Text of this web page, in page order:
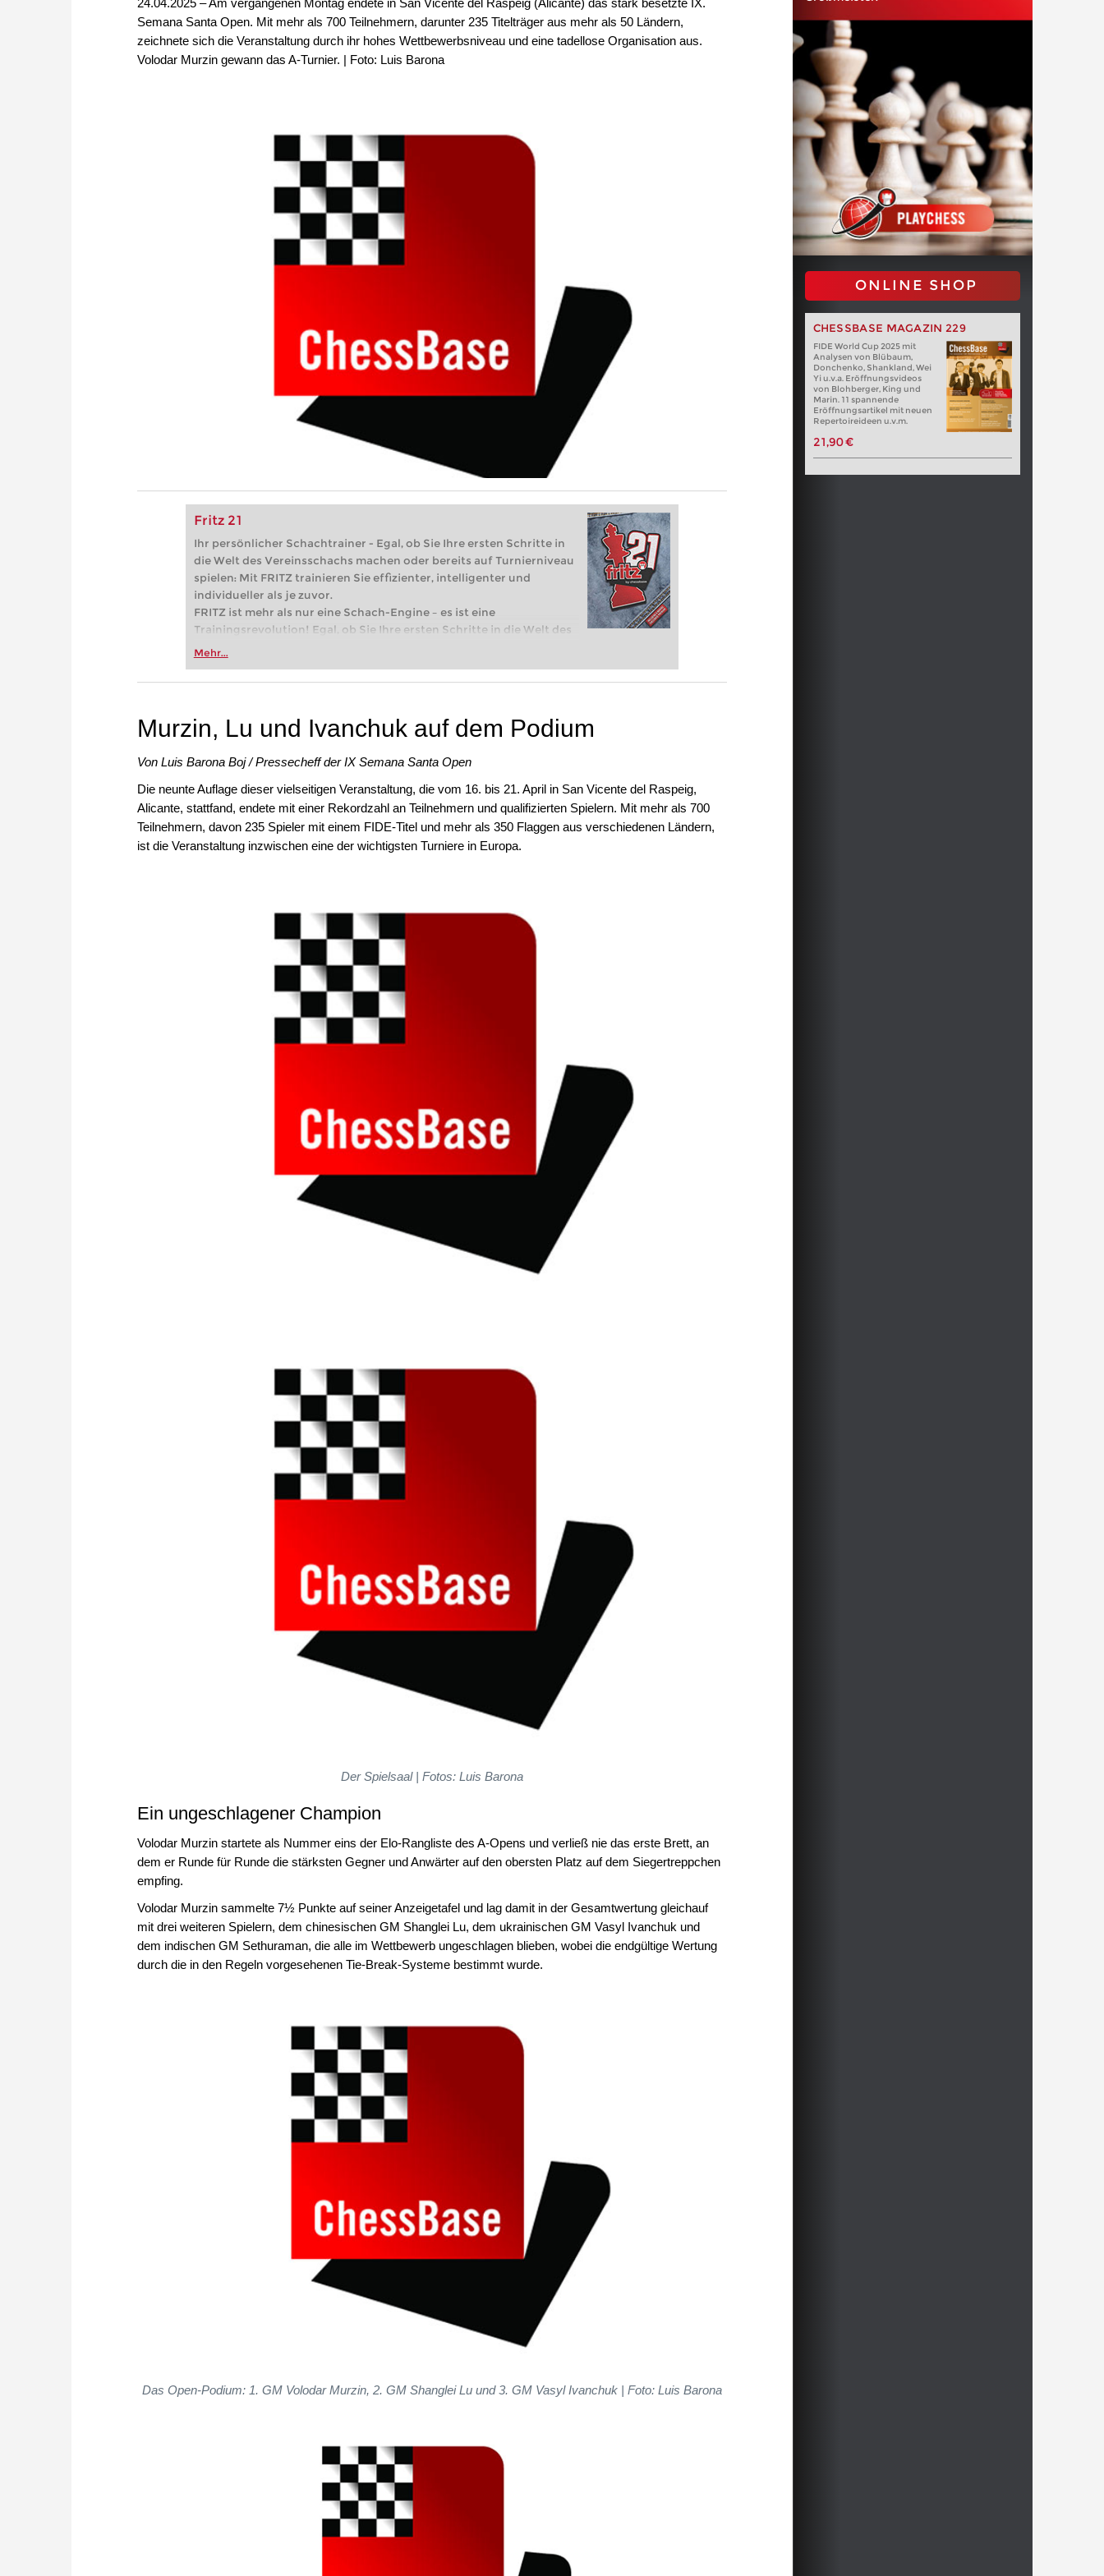
Semana Santa Open. Mit mehr als 700 Teilnehmern, darunter 235 Titelträger aus mehr als 50 Ländern,
zeichnete sich die Veranstaltung durch ihr hohes Wettbewerbsniveau und eine tadellose Organisation aus.
Volodar Murzin gewann das A-Turnier. | Foto: Luis Barona
Fritz 21
Ihr persönlicher Schachtrainer - Egal, ob Sie Ihre ersten Schritte in
die Welt des Vereinsschachs machen oder bereits auf Turnierniveau
spielen: Mit FRITZ trainieren Sie effizienter, intelligenter und
individueller als je zuvor.
FRITZ ist mehr als nur eine Schach-Engine – es ist eine
Trainingsrevolution! Egal, ob Sie Ihre ersten Schritte in die Welt des
Vereinsschachs machen oder bereits auf Turnierniveau spielen: Mit
zuvor.
Mehr...
ONLINE SHOP
CHESSBASE MAGAZIN 229
FIDE World Cup 2025 mit
Analysen von Blübaum,
Donchenko, Shankland, Wei
Yi u.v.a. Eröffnungsvideos
von Blohberger, King und
Marin. 11 spannende
Eröffnungsartikel mit neuen
Repertoireideen u.v.m.
21,90 €
Murzin, Lu und Ivanchuk auf dem Podium
Von Luis Barona Boj / Pressecheff der IX Semana Santa Open
Die neunte Auflage dieser vielseitigen Veranstaltung, die vom 16. bis 21. April in San Vicente del Raspeig,
Alicante, stattfand, endete mit einer Rekordzahl an Teilnehmern und qualifizierten Spielern. Mit mehr als 700
Teilnehmern, davon 235 Spieler mit einem FIDE-Titel und mehr als 350 Flaggen aus verschiedenen Ländern,
ist die Veranstaltung inzwischen eine der wichtigsten Turniere in Europa.
Der Spielsaal | Fotos: Luis Barona
Ein ungeschlagener Champion
Volodar Murzin startete als Nummer eins der Elo-Rangliste des A-Opens und verließ nie das erste Brett, an
dem er Runde für Runde die stärksten Gegner und Anwärter auf den obersten Platz auf dem Siegertreppchen
empfing.
Volodar Murzin sammelte 7½ Punkte auf seiner Anzeigetafel und lag damit in der Gesamtwertung gleichauf
mit drei weiteren Spielern, dem chinesischen GM Shanglei Lu, dem ukrainischen GM Vasyl Ivanchuk und
dem indischen GM Sethuraman, die alle im Wettbewerb ungeschlagen blieben, wobei die endgültige Wertung
durch die in den Regeln vorgesehenen Tie-Break-Systeme bestimmt wurde.
Das Open-Podium: 1. GM Volodar Murzin, 2. GM Shanglei Lu und 3. GM Vasyl Ivanchuk | Foto: Luis Barona